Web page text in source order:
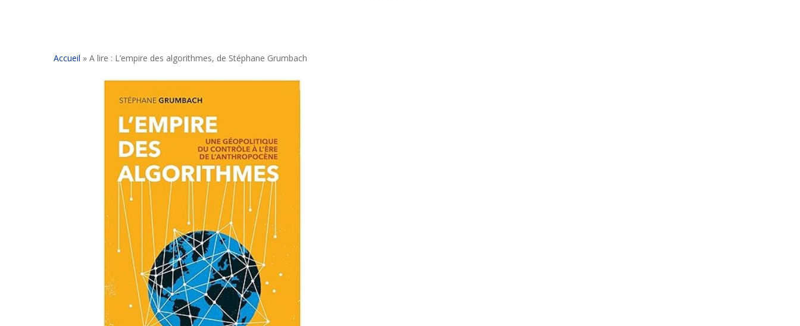
Accueil » A lire : L’empire des algorithmes, de Stéphane Grumbach